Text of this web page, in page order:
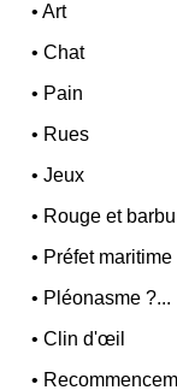
•Art
•Chat
• Pain
• Rues
•Jeux
• Rouge et
• Préfet maritime
• Pléonasme ?...
•Clin d'œil
•